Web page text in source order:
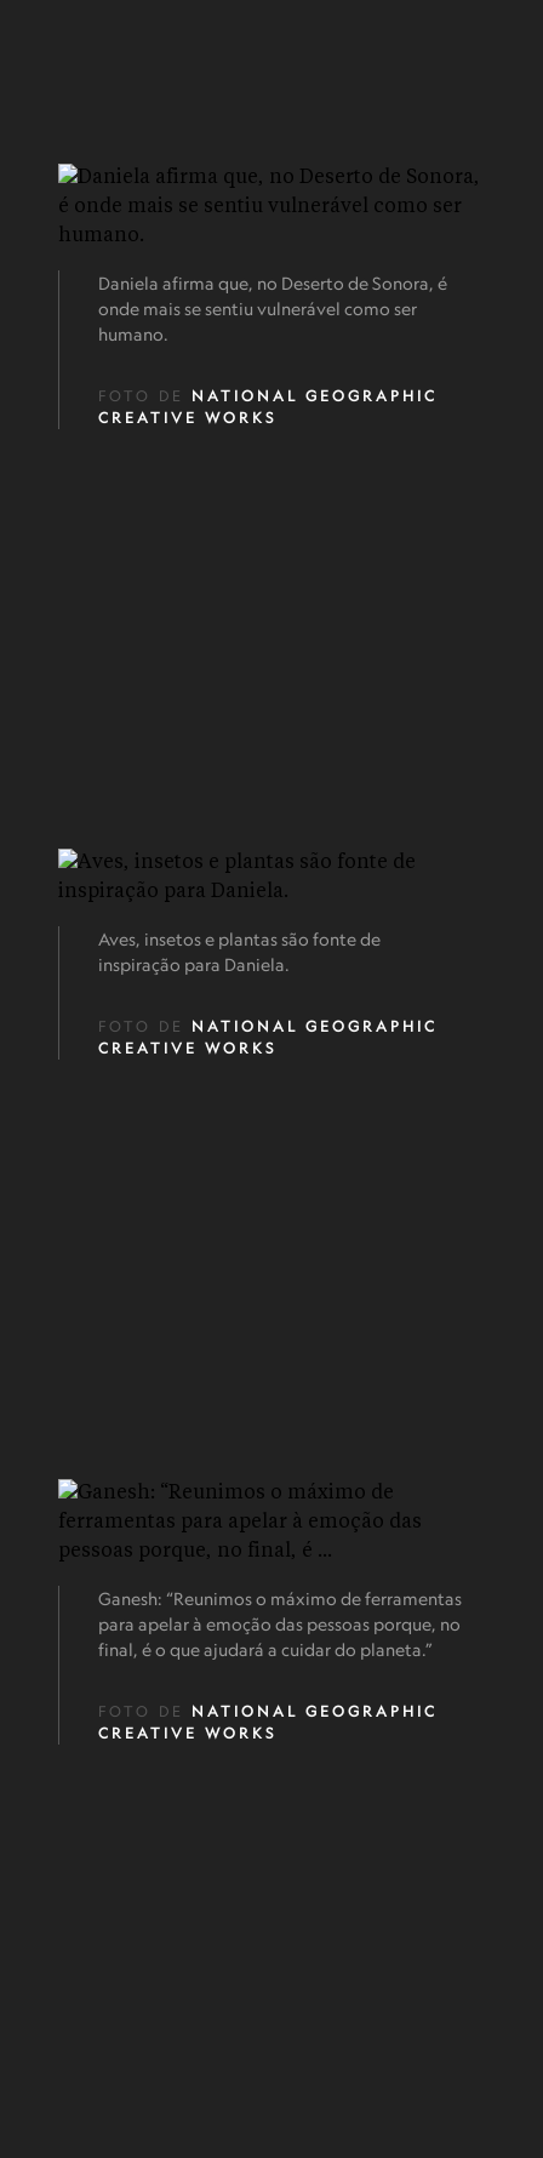
Daniela afirma que, no Deserto de Sonora, é
onde mais se sentiu vulnerável como ser
humano.
FOTO DE NATIONAL GEOGRAPHIC
CREATIVE WORKS
Aves, insetos e plantas são fonte de
inspiração para Daniela.
FOTO DE NATIONAL GEOGRAPHIC
CREATIVE WORKS
Ganesh: “Reunimos o máximo de ferramentas
para apelar à emoção das pessoas porque, no
final, é o que ajudará a cuidar do planeta.”
FOTO DE NATIONAL GEOGRAPHIC
CREATIVE WORKS